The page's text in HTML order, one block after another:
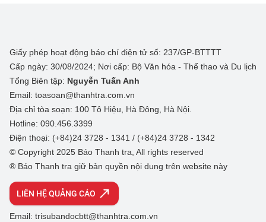
Giấy phép hoạt động báo chí điện tử số: 237/GP-BTTTT
Cấp ngày: 30/08/2024; Nơi cấp: Bộ Văn hóa - Thể thao và Du lịch
Tổng Biên tập: Nguyễn Tuấn Anh
Email: toasoan@thanhtra.com.vn
Địa chỉ tòa soạn: 100 Tô Hiệu, Hà Đông, Hà Nội.
Hotline: 090.456.3399
Điện thoại: (+84)24 3728 - 1341 / (+84)24 3728 - 1342
© Copyright 2025 Báo Thanh tra, All rights reserved
® Báo Thanh tra giữ bản quyền nội dung trên website này
LIÊN HỆ QUẢNG CÁO
Email: trisubandocbtt@thanhtra.com.vn